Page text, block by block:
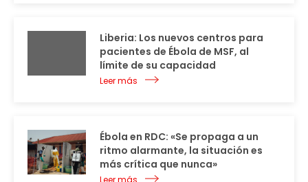
Liberia: Los nuevos centros para
pacientes de Ébola de MSF, al
límite de su capacidad
Leer más
Ébola en RDC: «Se propaga a un
ritmo alarmante, la situación es
más crítica que nunca»